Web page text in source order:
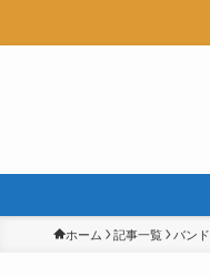
ホーム 記事一覧 バン